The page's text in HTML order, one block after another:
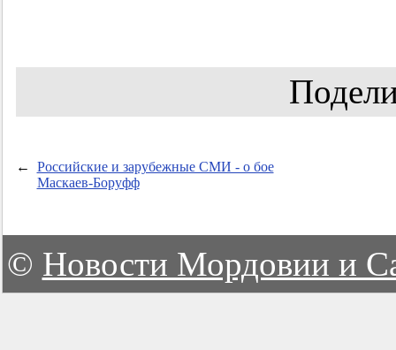
←
Российские и зарубежные СМИ - о бое
Маскаев-Боруфф
© Новости Мордовии и